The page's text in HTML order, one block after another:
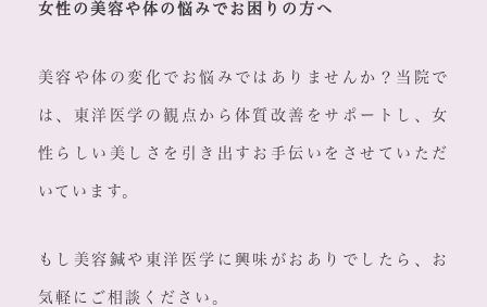
女性の美容や体の悩みでお困りの方へ
美容や体の変化でお悩みではありませんか？当院で
は、東洋医学の観点から体質改善をサポートし、女
性らしい美しさを引き出すお手伝いをさせていただ
いています。
もし美容鍼や東洋医学に興味がおありでしたら、お
気軽にご相談ください。